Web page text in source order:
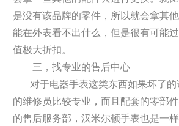
是没有该品牌的零件，所以就会拿其
能在外表看不出什么，但是很有可能
值极大折扣。
三，找专业的售后中心
对于电器手表这类东西如果坏了的
的维修员比较专业，而且配套的零部
的售后服务部，汉米尔顿手表也是一